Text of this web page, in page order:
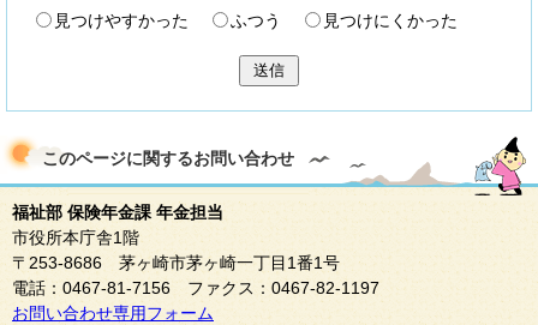
見つけやすかった ふつう 見つけにくかった
送信
このページに関するお問い合わせ
福祉部 保険年金課 年金担当
市役所本庁舎1階
〒253-8686 茅ヶ崎市茅ヶ崎一丁目1番1号
電話：0467-81-7156 ファクス：0467-82-1197
お問い合わせ専用フォーム